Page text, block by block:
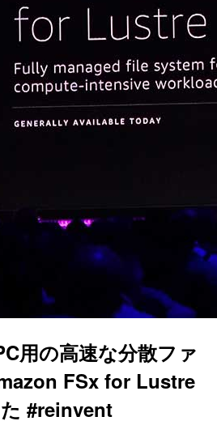
用の高速な分散ファ
FSx for Lustre
#reinvent